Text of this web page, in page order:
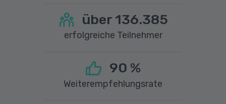
über 136.385
erfolgreiche Teilnehmer
90 %
Weiterempfehlungsrate